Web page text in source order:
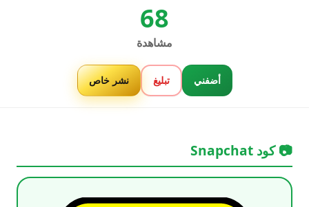
68
مشاهدة
أضفني تبليغ نشر خاص
📷 كود Snapchat